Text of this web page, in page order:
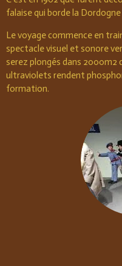
falaise qui borde la Dordogne
Le voyage commence en
spectacle visuel et sonore
serez plongés dans 2000m2
ultraviolets rendent
formation.